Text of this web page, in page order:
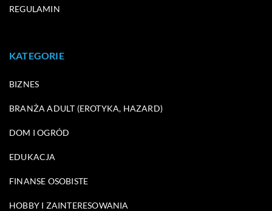
REGULAMIN
KATEGORIE
BIZNES
BRANŻA ADULT (EROTYKA, HAZARD)
DOM I OGRÓD
EDUKACJA
FINANSE OSOBISTE
HOBBY I ZAINTERESOWANIA